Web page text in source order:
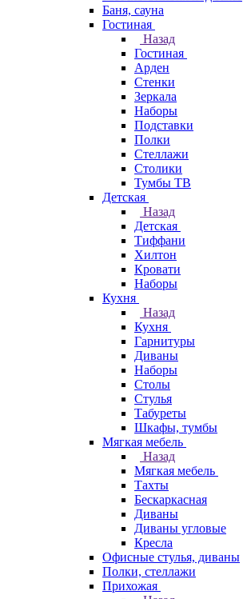
Баня, сауна
Гостиная
Назад
Гостиная
Арден
Стенки
Зеркала
Наборы
Подставки
Полки
Стеллажи
Столики
Тумбы ТВ
Детская
Назад
Детская
Тиффани
Хилтон
Кровати
Наборы
Кухня
Назад
Кухня
Гарнитуры
Диваны
Наборы
Столы
Стулья
Табуреты
Шкафы, тумбы
Мягкая мебель
Назад
Мягкая мебель
Тахты
Бескаркасная
Диваны
Диваны угловые
Кресла
Офисные стулья, диваны
Полки, стеллажи
Прихожая